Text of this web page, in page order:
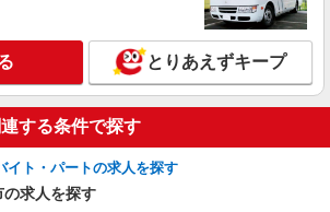
とりあえずキープ
する条件で探す
イト・パートの求人を探す
の求人を探す